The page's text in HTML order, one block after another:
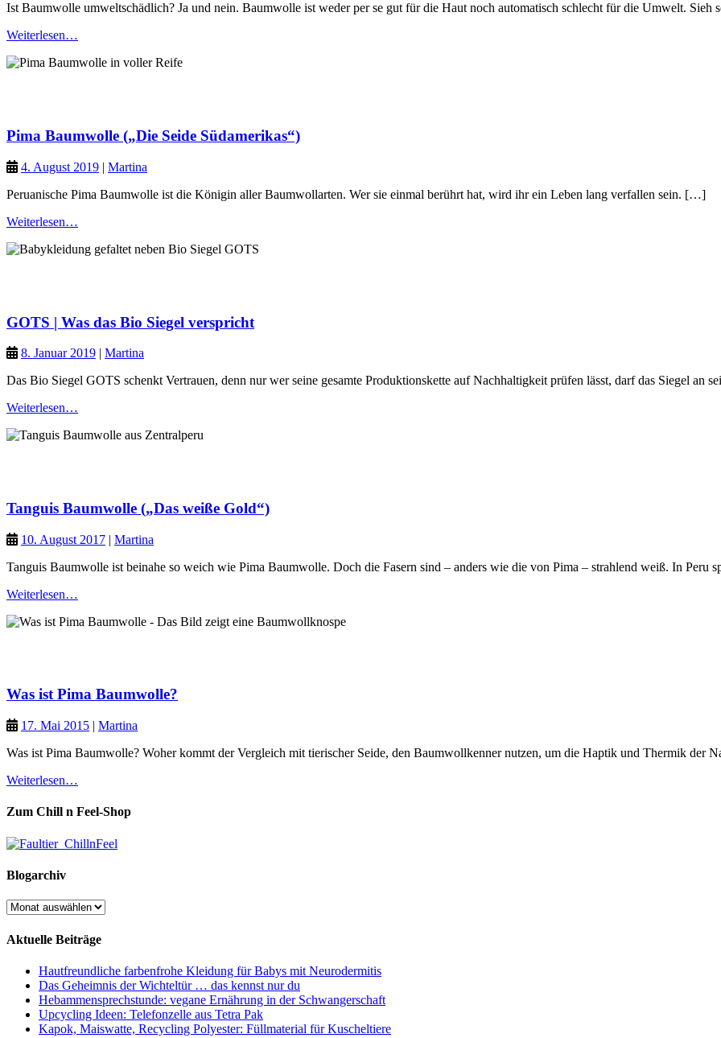
Ist Baumwolle umweltschädlich? Ja und nein. Baumwolle ist weder per se gut für die Haut noch automatisch schlecht für die Umwelt.
Weiterlesen…
Pima Baumwolle („Die Seide Südamerikas“)
4. August 2019 | Martina
Peruanische Pima Baumwolle ist die Königin aller Baumwollarten. Wer sie einmal berührt hat, wird ihr ein Leben lang verfallen sein. […]
Weiterlesen…
GOTS | Was das Bio Siegel verspricht
8. Januar 2019 | Martina
Das Bio Siegel GOTS schenkt Vertrauen, denn nur wer seine gesamte Produktionskette auf Nachhaltigkeit prüfen lässt, darf das Siegel
Weiterlesen…
Tanguis Baumwolle („Das weiße Gold“)
10. August 2017 | Martina
Tanguis Baumwolle ist beinahe so weich wie Pima Baumwolle. Doch die Fasern sind – anders wie die von Pima – strahlend weiß. In
Weiterlesen…
Was ist Pima Baumwolle?
17. Mai 2015 | Martina
Was ist Pima Baumwolle? Woher kommt der Vergleich mit tierischer Seide, den Baumwollkenner nutzen, um die Haptik und Thermik der
Weiterlesen…
Zum Chill n Feel-Shop
Blogarchiv
Blogarchiv
Aktuelle Beiträge
Hautfreundliche farbenfrohe Kleidung für Babys mit Neurodermitis
Das Geheimnis der Wichteltür … das kennst nur du
Hebammensprechstunde: vegane Ernährung in der Schwangerschaft
Upcycling Ideen: Telefonzelle aus Tetra Pak
Kapok, Maiswatte, Recycling Polyester: Füllmaterial für Kuscheltiere